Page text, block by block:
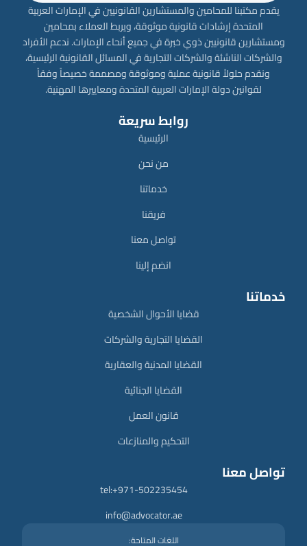
يقدم مكتبنا للمحامين والمستشارين القانونيين في الإمارات العربية
المتحدة إرشادات قانونية موثوقة، ويربط العملاء بمحامين
ومستشارين قانونيين ذوي خبرة في جميع أنحاء الإمارات. ندعم الأفراد
والشركات الناشئة والشركات التجارية في المسائل القانونية الرئيسية،
ونقدم حلولاً قانونية عملية وموثوقة ومصممة خصيصاً وفقاً
لقوانين دولة الإمارات العربية المتحدة ومعاييرها المهنية.
روابط سريعة
الرئيسية
من نحن
خدماتنا
فريقنا
تواصل معنا
انضم إلينا
خدماتنا
قضايا الأحوال الشخصية
القضايا التجارية والشركات
القضايا المدنية والعقارية
القضايا الجنائية
قانون العمل
التحكيم والمنازعات
تواصل معنا
tel:+971-502235454
info@advocator.ae
اللغات المتاحة: